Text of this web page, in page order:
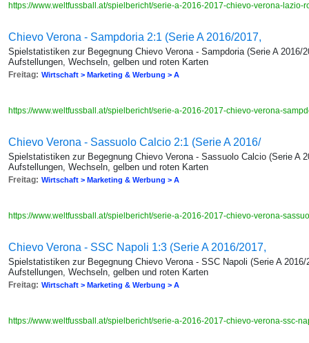
https://www.weltfussball.at/spielbericht/serie-a-2016-2017-chievo-verona-lazio-
Chievo Verona - Sampdoria 2:1 (Serie A 2016/2017,
Spielstatistiken zur Begegnung Chievo Verona - Sampdoria (Serie A 2016/
Aufstellungen, Wechseln, gelben und roten Karten
Freitag: Wirtschaft > Marketing & Werbung > A
https://www.weltfussball.at/spielbericht/serie-a-2016-2017-chievo-verona-
Chievo Verona - Sassuolo Calcio 2:1 (Serie A 2016/
Spielstatistiken zur Begegnung Chievo Verona - Sassuolo Calcio (Serie A
Aufstellungen, Wechseln, gelben und roten Karten
Freitag: Wirtschaft > Marketing & Werbung > A
https://www.weltfussball.at/spielbericht/serie-a-2016-2017-chievo-verona-
Chievo Verona - SSC Napoli 1:3 (Serie A 2016/2017,
Spielstatistiken zur Begegnung Chievo Verona - SSC Napoli (Serie A
Aufstellungen, Wechseln, gelben und roten Karten
Freitag: Wirtschaft > Marketing & Werbung > A
https://www.weltfussball.at/spielbericht/serie-a-2016-2017-chievo-verona-ssc-